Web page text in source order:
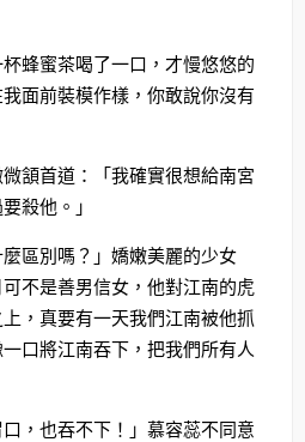
蜂蜜茶喝了一口，才慢悠悠的
面前裝模作樣，你敢說你沒有
頷首道：「我確實很想給南宮
殺他。」
麼區別嗎？」嬌嫩美麗的少女
不是善男信女，他對江南的虎
，真要有一天我們江南被他抓
口將江南吞下，把我們所有人
口，也吞不下！」慕容蕊不同意